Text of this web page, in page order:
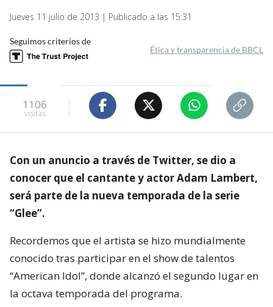
Jueves 11 julio de 2013 | Publicado a las 15:31
Seguimos criterios de
Ética y transparencia de BBCL
1106
visitas
Con un anuncio a través de Twitter, se dio a
conocer que el cantante y actor Adam Lambert,
será parte de la nueva temporada de la serie
“Glee”.
Recordemos que el artista se hizo mundialmente
conocido tras participar en el show de talentos
“American Idol”, donde alcanzó el segundo lugar en
la octava temporada del programa.